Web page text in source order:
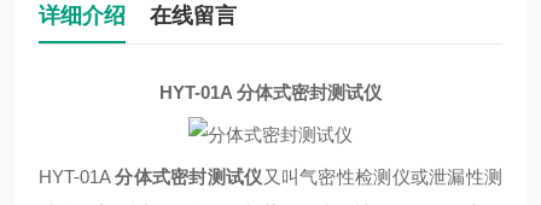
详细介绍 在线留言
HYT-01A 分体式密封测试仪
HYT-01A分体式密封测试仪 又叫气密性检测仪或泄漏性测